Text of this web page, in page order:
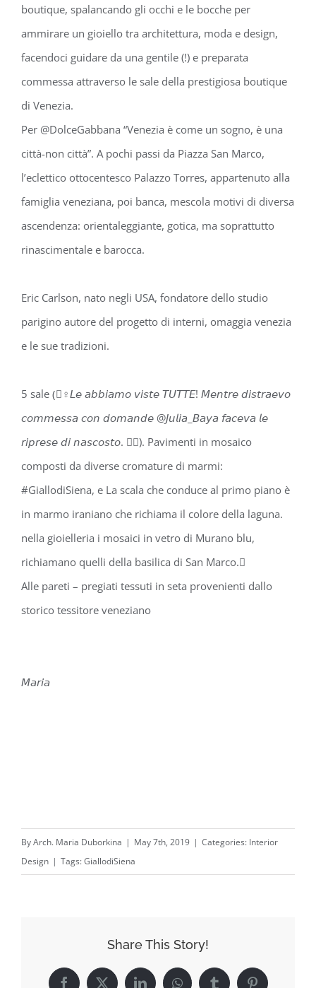
boutique, spalancando gli occhi e le bocche per
ammirare un gioiello tra architettura, moda e design,
facendoci guidare da una gentile (!) e preparata
commessa attraverso le sale della prestigiosa boutique
di Venezia. ⁣⁣⁣ ⁣⁣⁣
Per @DolceGabbana “Venezia è come un sogno, è una
città-non città”. A pochi passi da Piazza San Marco,
l’eclettico ottocentesco Palazzo Torres, appartenuto alla
famiglia veneziana, poi banca, mescola motivi di diversa
ascendenza: orientaleggiante, gotica, ma soprattutto
rinascimentale e barocca.⁣⁣⁣
Eric Carlson, nato negli USA, fondatore dello studio
parigino autore del progetto di interni, omaggia venezia
e le sue tradizioni. ⁣⁣⁣
5 sale (🏼‍♀️𝘓𝘦 𝘢𝘣𝘣𝘪𝘢𝘮𝘰 𝘷𝘪𝘴𝘵𝘦 𝘛𝘜𝘛𝘛𝘌! 𝘔𝘦𝘯𝘵𝘳𝘦 𝘥𝘪𝘴𝘵𝘳𝘢𝘦𝘷𝘰
𝘤𝘰𝘮𝘮𝘦𝘴𝘴𝘢 𝘤𝘰𝘯 𝘥𝘰𝘮𝘢𝘯𝘥𝘦 @𝘑𝘶𝘭𝘪𝘢_𝘉𝘢𝘺𝘢 𝘧𝘢𝘤𝘦𝘷𝘢 𝘭𝘦
𝘳𝘪𝘱𝘳𝘦𝘴𝘦 𝘥𝘪 𝘯𝘢𝘴𝘤𝘰𝘴𝘵𝘰. 🕵️‍♀️). Pavimenti in mosaico
composti da diverse cromature di marmi:
#GiallodiSiena, e La scala che conduce al primo piano è
in marmo iraniano che richiama il colore della laguna.
nella gioielleria i mosaici in vetro di Murano blu,
richiamano quelli della basilica di San Marco.🏼⁣⁣⁣
Alle pareti – pregiati tessuti in seta provenienti dallo
storico tessitore veneziano ⁣⁣⁣
️𝘔𝘢𝘳𝘪𝘢⁣⁣⁣
ByArch. Maria Duborkina | May 7th, 2019 | Categories: Interior
Design | Tags:GiallodiSiena
Share This Story!